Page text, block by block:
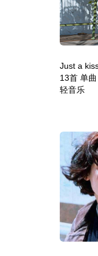
Just a
13首 单曲
轻音乐